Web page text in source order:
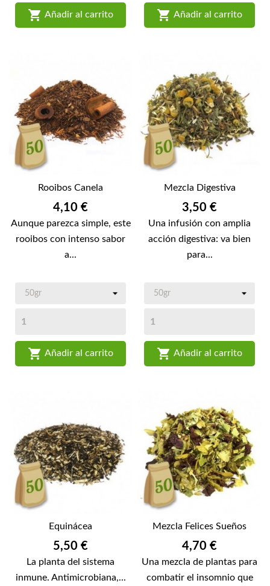
 Añadir al carrito  Añadir al carrito
Rooibos Canela
Precio
4,10 €
Aunque parezca simple, este
rooibos con intenso sabor
a...
 Añadir al carrito
Mezcla Digestiva
Precio
3,50 €
Una infusión con amplia
acción digestiva: va bien
para...
 Añadir al carrito
Equinácea
Precio
5,50 €
La planta del sistema
inmune. Antimicrobiana,...
Mezcla Felices Sueños
Precio
4,70 €
Una mezcla de plantas para
combatir el insomnio que